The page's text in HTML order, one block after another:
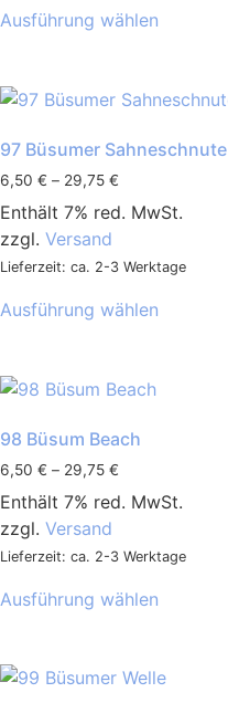
Ausführung wählen
97 Büsumer Sahneschnute
6,50 € – 29,75 €
Enthält 7% red. MwSt.
zzgl. Versand
Lieferzeit: ca. 2-3 Werktage
Ausführung wählen
98 Büsum Beach
6,50 € – 29,75 €
Enthält 7% red. MwSt.
zzgl. Versand
Lieferzeit: ca. 2-3 Werktage
Ausführung wählen